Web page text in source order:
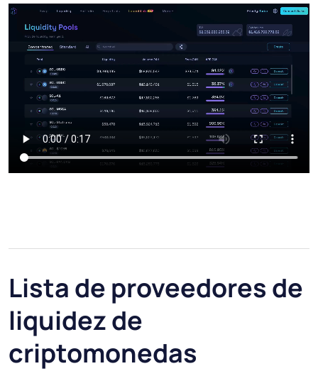
Lista de proveedores de
liquidez de
criptomonedas